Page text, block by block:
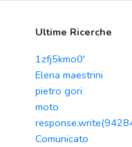
Ultime Ricerche
1zfj5kmo0'
Elena maestrini
pietro gori
moto
Comunicato